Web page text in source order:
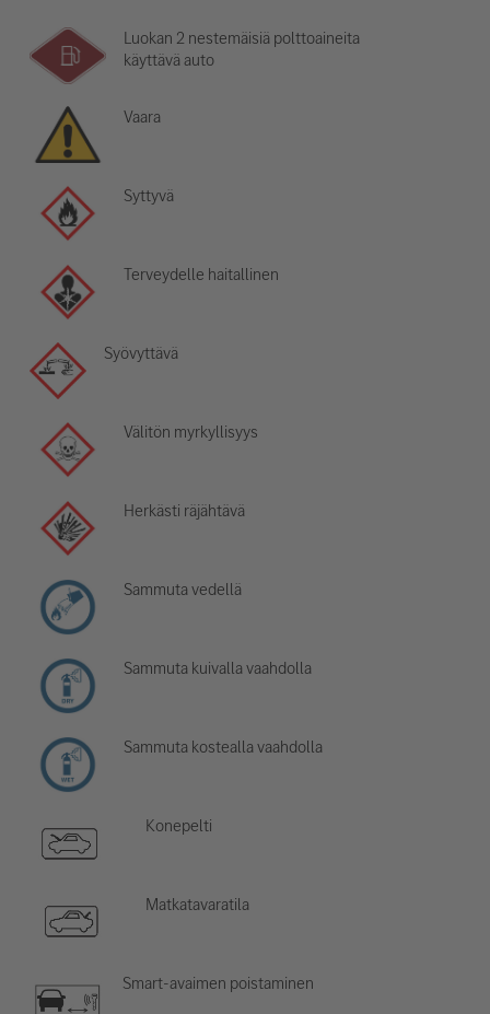
Luokan 2 nestemäisiä polttoaineita
käyttävä auto
Vaara
Syttyvä
Terveydelle haitallinen
Syövyttävä
Välitön myrkyllisyys
Herkästi räjähtävä
Sammuta vedellä
Sammuta kuivalla vaahdolla
Sammuta kostealla vaahdolla
Konepelti
Matkatavaratila
Smart-avaimen poistaminen